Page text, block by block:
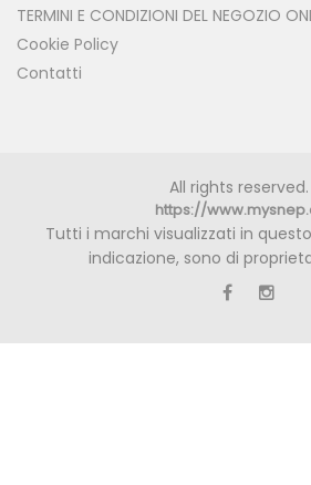
TERMINI E CONDIZIONI DEL NEGOZIO
Cookie Policy
Contatti
All rights
https://
Tutti i marchi visualizzati in
indicazione, sono di